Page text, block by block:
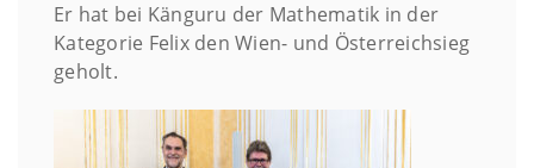
Er hat bei Känguru der Mathematik in der
Kategorie Felix den Wien- und Österreichsieg
geholt.